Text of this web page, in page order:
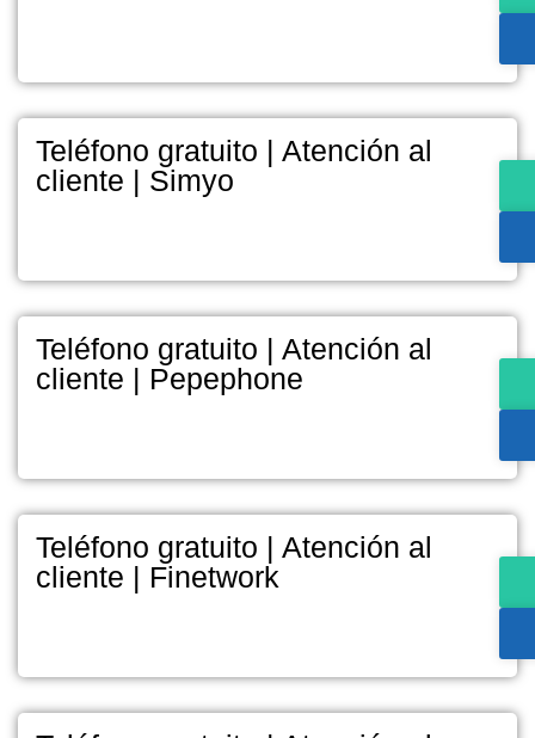
Teléfono gratuito | Atención al
cliente | Simyo
Teléfono gratuito | Atención al
cliente | Pepephone
Teléfono gratuito | Atención al
cliente | Finetwork